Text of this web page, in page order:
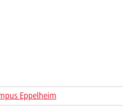
Eppelheim